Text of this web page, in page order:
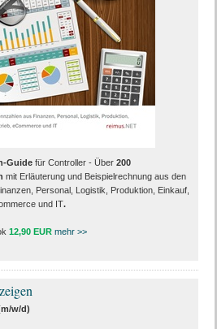
Guidefür Controller - Über 200
mit Erläuterung und Beispielrechnung aus den
Personal, Logistik, Produktion, Einkauf,
und IT.
12,90 EUR mehr >>
w/d)